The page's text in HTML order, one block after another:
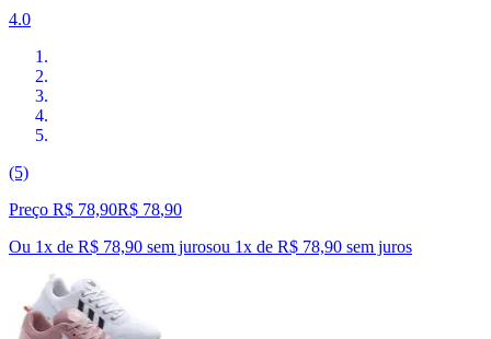
4.0
(5)
Preço R$ 78,90R$ 78,90
Ou 1x de R$ 78,90 sem jurosou 1x de R$ 78,90 sem juros